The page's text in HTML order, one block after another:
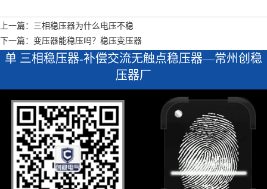
上一篇：三相稳压器为什么电压不稳
下一篇：变压器能稳压吗？稳压变压器
单 三相稳压器-补偿交流无触点稳压器—常州创稳
压器厂